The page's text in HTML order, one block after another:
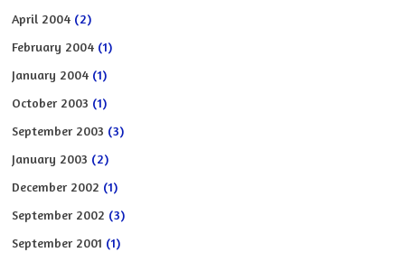
April 2004 (2)
February 2004 (1)
January 2004 (1)
October 2003 (1)
September 2003 (3)
January 2003 (2)
December 2002 (1)
September 2002 (3)
September 2001 (1)